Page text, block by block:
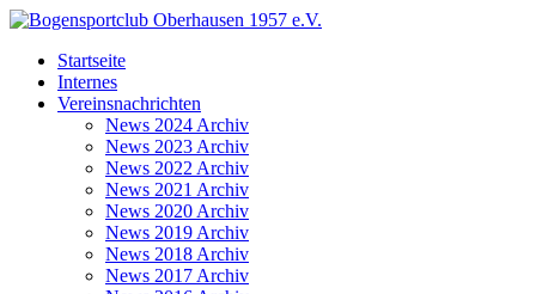
Startseite
Internes
Vereinsnachrichten
News 2024 Archiv
News 2023 Archiv
News 2022 Archiv
News 2021 Archiv
News 2020 Archiv
News 2019 Archiv
News 2018 Archiv
News 2017 Archiv